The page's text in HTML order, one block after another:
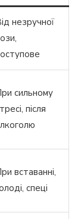
незручної
сильному
після
вставанні,
спеці